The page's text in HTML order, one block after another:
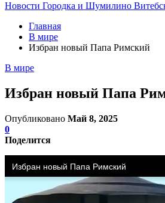
Новости Городка и Шумилино
Главная
В мире
Избран новый Папа Римский
В мире
Избран новый Папа
Опубликовано Май 8, 2025
0
Поделится